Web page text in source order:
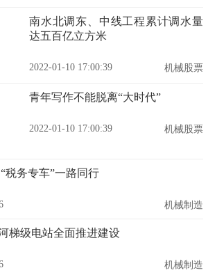
南水北调东、中线工程累计调水量
达五百亿立方米
2022-01-10 17:00:39 机械股票
青年写作不能脱离“大时代”
2022-01-10 17:00:39 机械股票
税务专车”一路同行
机械制造
梯级电站全面推进建设
机械制造